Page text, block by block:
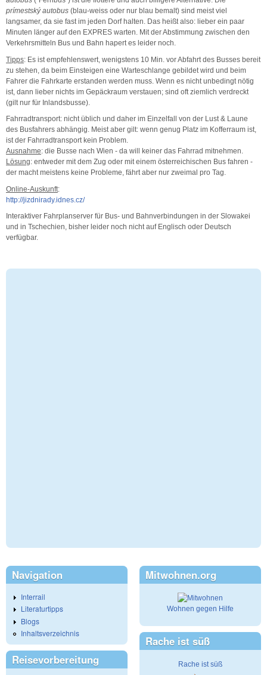
prímestský autobus (blau-weiss oder nur blau bemalt) sind meist viel
langsamer, da sie fast im jeden Dorf halten. Das heißt also: lieber ein paar
Minuten länger auf den EXPRES warten. Mit der Abstimmung zwischen den
Verkehrsmitteln Bus und Bahn hapert es leider noch.
Tipps: Es ist empfehlenswert, wenigstens 10 Min. vor Abfahrt des Busses bereit
zu stehen, da beim Einsteigen eine Warteschlange gebildet wird und beim
Fahrer die Fahrkarte erstanden werden muss. Wenn es nicht unbedingt nötig
ist, dann lieber nichts im Gepäckraum verstauen; sind oft ziemlich verdreckt
(gilt nur für Inlandsbusse).
Fahrradtransport: nicht üblich und daher im Einzelfall von der Lust & Laune
des Busfahrers abhängig. Meist aber gilt: wenn genug Platz im Kofferraum ist,
ist der Fahrradtransport kein Problem.
Ausnahme: die Busse nach Wien - da will keiner das Fahrrad mitnehmen.
Lösung: entweder mit dem Zug oder mit einem österreichischen Bus fahren -
der macht meistens keine Probleme, fährt aber nur zweimal pro Tag.
Online-Auskunft:
http://jizdnirady.idnes.cz/
Interaktiver Fahrplanserver für Bus- und Bahnverbindungen in der Slowakei
und in Tschechien, bisher leider noch nicht auf Englisch oder Deutsch
verfügbar.
Navigation
Interrail
Literaturtipps
Blogs
Inhaltsverzeichnis
Reisevorbereitung
Mitwohnen.org
Wohnen gegen Hilfe
Rache ist süß
Rache ist süß